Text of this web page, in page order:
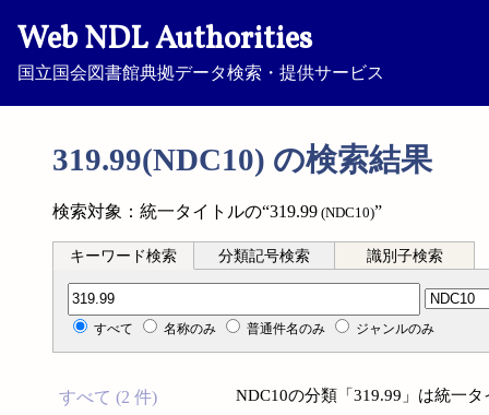
Web NDL Authorities
国立国会図書館典拠データ検索・提供サービス
319.99(NDC10) の検索結果
検索対象：統一タイトルの“319.99 (NDC10)”
キーワード検索 分類記号検索 識別子検索
分類記号検索
すべて 名称のみ 普通件名のみ ジャンルのみ
すべて (2 件)
NDC10の分類「319.99」は統一